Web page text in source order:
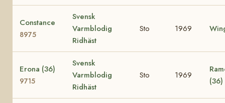
Constance
8975
Svensk
Varmblodig
Ridhäst
Sto 1969
Erona (36)
9715
Svensk
Varmblodig
Ridhäst
Sto 1969
(36)